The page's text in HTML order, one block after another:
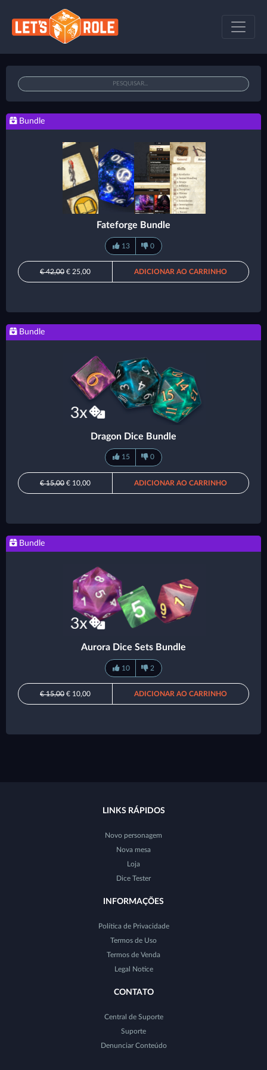
Bundle
Fateforge Bundle
13 0
€ 42,00 € 25,00 ADICIONAR AO CARRINHO
Bundle
Dragon Dice Bundle
15 0
€ 15,00 € 10,00 ADICIONAR AO CARRINHO
Bundle
Aurora Dice Sets Bundle
10 2
€ 15,00 € 10,00 ADICIONAR AO CARRINHO
LINKS RÁPIDOS
Novo personagem
Nova mesa
Loja
Dice Tester
INFORMAÇÕES
Política de Privacidade
Termos de Uso
Termos de Venda
Legal Notice
CONTATO
Central de Suporte
Suporte
Denunciar Conteúdo